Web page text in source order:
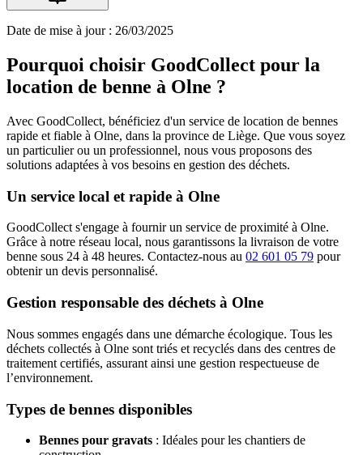
Date de mise à jour : 26/03/2025
Pourquoi choisir GoodCollect pour la
location de benne à Olne ?
Avec GoodCollect, bénéficiez d'un service de location de bennes
rapide et fiable à Olne, dans la province de Liège. Que vous soyez
un particulier ou un professionnel, nous vous proposons des
solutions adaptées à vos besoins en gestion des déchets.
Un service local et rapide à Olne
GoodCollect s'engage à fournir un service de proximité à Olne.
Grâce à notre réseau local, nous garantissons la livraison de votre
benne sous 24 à 48 heures. Contactez-nous au 02 601 05 79 pour
obtenir un devis personnalisé.
Gestion responsable des déchets à Olne
Nous sommes engagés dans une démarche écologique. Tous les
déchets collectés à Olne sont triés et recyclés dans des centres de
traitement certifiés, assurant ainsi une gestion respectueuse de
l’environnement.
Types de bennes disponibles
Bennes pour gravats : Idéales pour les chantiers de